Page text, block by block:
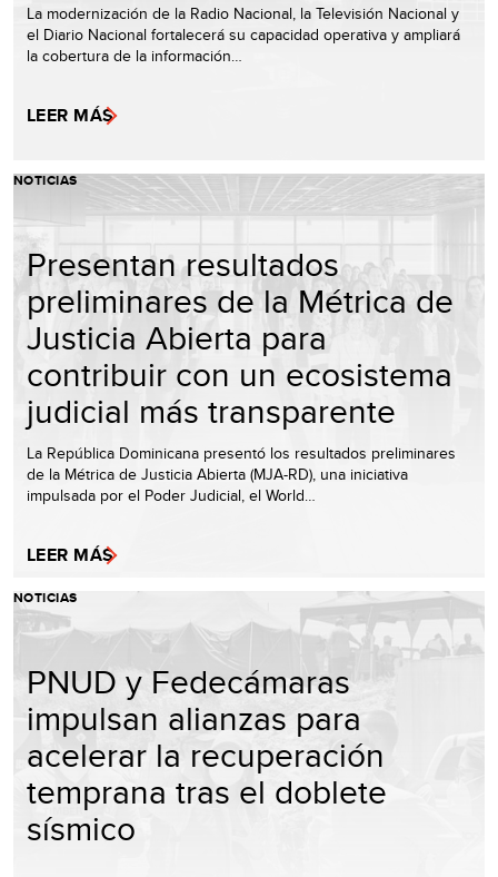
La modernización de la Radio Nacional, la Televisión Nacional y
el Diario Nacional fortalecerá su capacidad operativa y ampliará
la cobertura de la información…
LEER MÁS
NOTICIAS
Presentan resultados
preliminares de la Métrica de
Justicia Abierta para
contribuir con un ecosistema
judicial más transparente
La República Dominicana presentó los resultados preliminares
de la Métrica de Justicia Abierta (MJA-RD), una iniciativa
impulsada por el Poder Judicial, el World…
LEER MÁS
NOTICIAS
PNUD y Fedecámaras
impulsan alianzas para
acelerar la recuperación
temprana tras el doblete
sísmico